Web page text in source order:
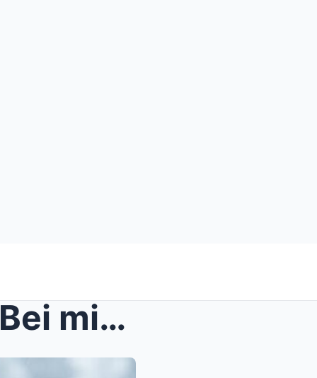
Explosive Survival Drama – Bei minus 50 Grad schle...